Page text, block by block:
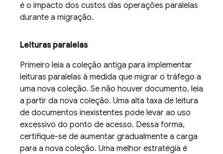
é o impacto dos custos das operações paralelas
durante a migração.
Leituras paralelas
Primeiro leia a coleção antiga para implementar
leituras paralelas à medida que migrar o tráfego a
uma nova coleção. Se não houver documento, leia
a partir da nova coleção. Uma alta taxa de leitura
de documentos inexistentes pode levar ao uso
excessivo do ponto de acesso. Dessa forma,
certifique-se de aumentar gradualmente a carga
para a nova coleção. Uma melhor estratégia é